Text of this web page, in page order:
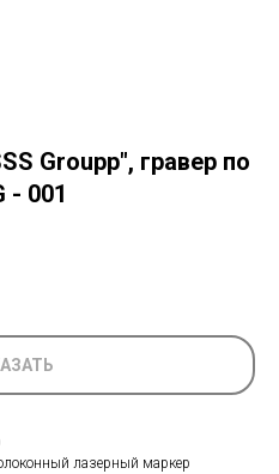
Groupp", гравер по
- 001
лазерный маркер